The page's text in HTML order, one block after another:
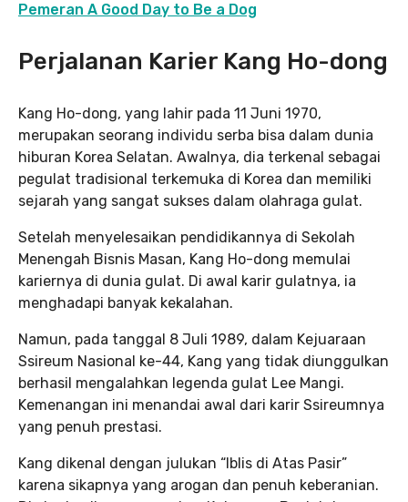
Pemeran A Good Day to Be a Dog
Perjalanan Karier Kang Ho-dong
Kang Ho-dong, yang lahir pada 11 Juni 1970,
merupakan seorang individu serba bisa dalam dunia
hiburan Korea Selatan. Awalnya, dia terkenal sebagai
pegulat tradisional terkemuka di Korea dan memiliki
sejarah yang sangat sukses dalam olahraga gulat.
Setelah menyelesaikan pendidikannya di Sekolah
Menengah Bisnis Masan, Kang Ho-dong memulai
kariernya di dunia gulat. Di awal karir gulatnya, ia
menghadapi banyak kekalahan.
Namun, pada tanggal 8 Juli 1989, dalam Kejuaraan
Ssireum Nasional ke-44, Kang yang tidak diunggulkan
berhasil mengalahkan legenda gulat Lee Mangi.
Kemenangan ini menandai awal dari karir Ssireumnya
yang penuh prestasi.
Kang dikenal dengan julukan “Iblis di Atas Pasir”
karena sikapnya yang arogan dan penuh keberanian.